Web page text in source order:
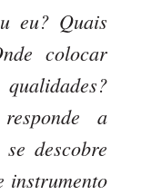
eu? Quais
colocar
a
descobre
instrumento